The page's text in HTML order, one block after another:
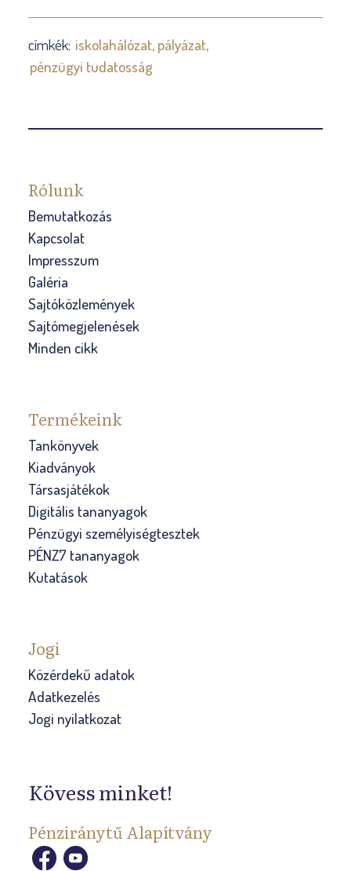
címkék: iskolahálózat pályázat
pénzügyi tudatosság
Rólunk
Bemutatkozás
Kapcsolat
Impresszum
Galéria
Sajtóközlemények
Sajtómegjelenések
Minden cikk
Termékeink
Tankönyvek
Kiadványok
Társasjátékok
Digitális tananyagok
Pénzügyi személyiségtesztek
PÉNZ7 tananyagok
Kutatások
Jogi
Közérdekű adatok
Adatkezelés
Jogi nyilatkozat
Kövess minket!
Pénziránytű Alapítvány